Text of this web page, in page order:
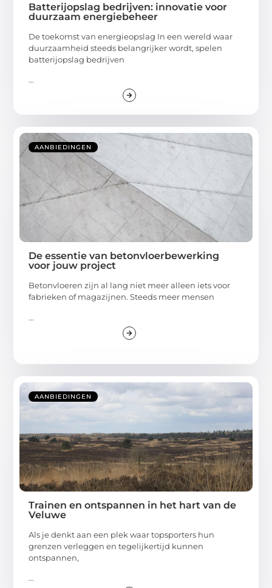
Batterijopslag bedrijven: innovatie voor
duurzaam energiebeheer
De toekomst van energieopslag In een wereld waar
duurzaamheid steeds belangrijker wordt, spelen
batterijopslag bedrijven
...
AANBIEDINGEN
De essentie van betonvloerbewerking
voor jouw project
Betonvloeren zijn al lang niet meer alleen iets voor
fabrieken of magazijnen. Steeds meer mensen
...
AANBIEDINGEN
Trainen en ontspannen in het hart van de
Veluwe
Als je denkt aan een plek waar topsporters hun
grenzen verleggen en tegelijkertijd kunnen
ontspannen,
...